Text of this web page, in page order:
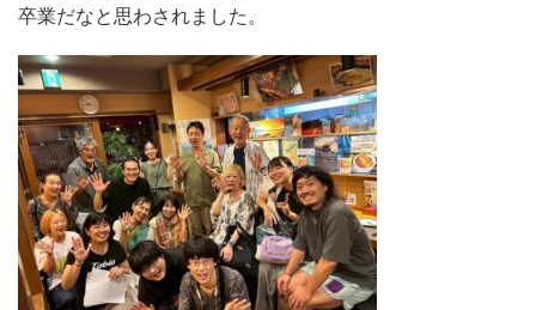
卒業だなと思わされました。